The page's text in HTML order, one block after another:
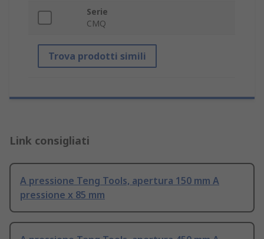
Serie
CMQ
Trova prodotti simili
Link consigliati
A pressione Teng Tools, apertura 150 mm A
pressione x 85 mm